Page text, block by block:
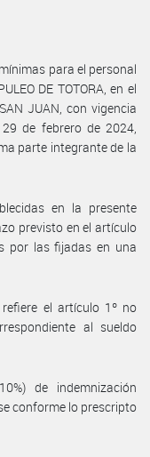
para el personal
DE TOTORA, en el
JUAN, con vigencia
de febrero de 2024,
parte integrante de la
en la presente
previsto en el artículo
por las fijadas en una
el artículo 1º no
al sueldo
de indemnización
conforme lo prescripto